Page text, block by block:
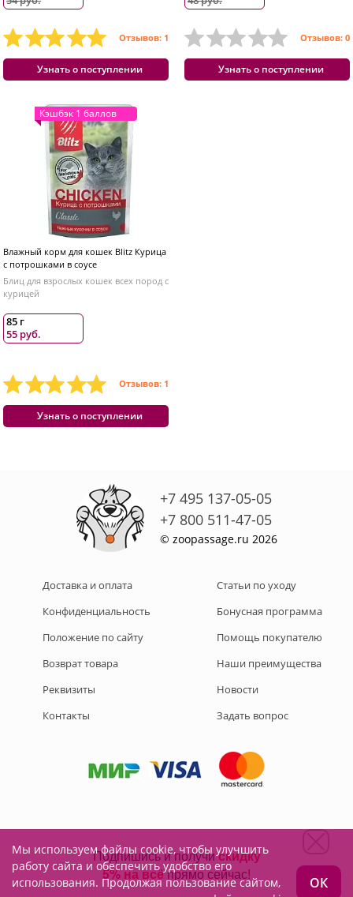
Отзывов: 1
Узнать о поступлении
Отзывов: 0
Узнать о поступлении
Кэшбэк 1 баллов
Влажный корм для кошек Blitz Курица
с потрошками в соусе
Блиц для взрослых кошек всех пород с
курицей
85 г
55 руб.
Отзывов: 1
Узнать о поступлении
+7 495 137-05-05
+7 800 511-47-05
© zoopassage.ru 2026
Доставка и оплата
Конфиденциальность
Положение по сайту
Возврат товара
Реквизиты
Контакты
Статьи по уходу
Бонусная программа
Помощь покупателю
Наши преимущества
Новости
Задать вопрос
Подписывайтесь на нас:
Мы используем файлы cookie, чтобы улучшить
работу сайта и обеспечить удобство его
использования. Продолжая пользование сайтом,
ОК